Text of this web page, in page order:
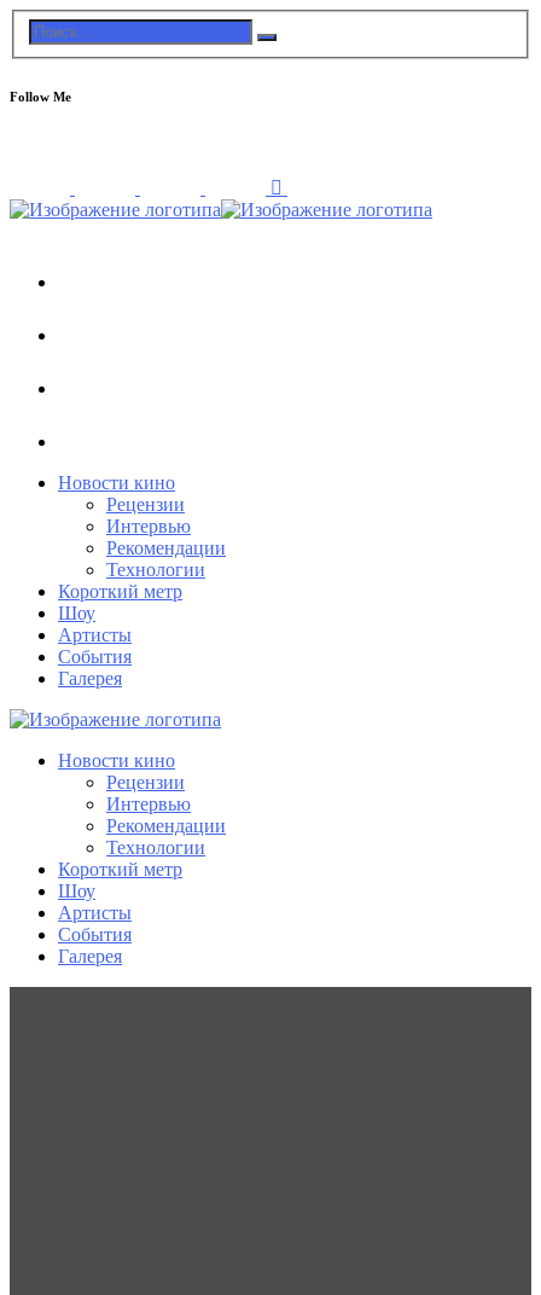
Follow Me
Новости кино
Рецензии
Интервью
Рекомендации
Технологии
Короткий метр
Шоу
Артисты
События
Галерея
Новости кино
Рецензии
Интервью
Рекомендации
Технологии
Короткий метр
Шоу
Артисты
События
Галерея